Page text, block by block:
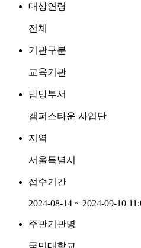
대상연령
전체
기관구분
교육기관
담당부서
캠퍼스타운 사업단
지역
서울특별시
접수기간
2024-08-14 ~ 2024-09-10
주관기관명
국민대학교